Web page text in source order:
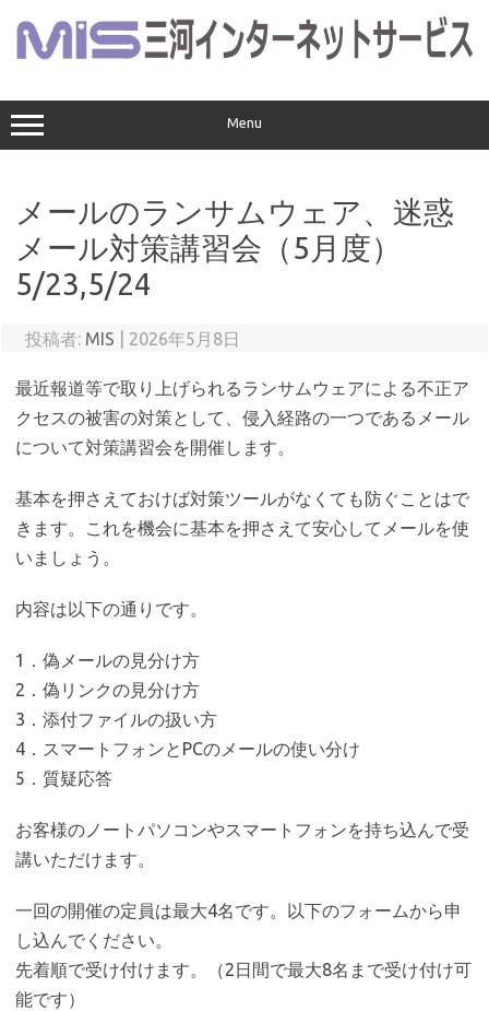
ス
キ
ッ
Menu
メールのランサムウェア、迷惑
メール対策講習会（5月度）
5/23,5/24
投稿者: MIS 2026年5月8日
最近報道等で取り上げられるランサムウェアによる不正ア
クセスの被害の対策として、侵入経路の一つであるメール
について対策講習会を開催します。
基本を押さえておけば対策ツールがなくても防ぐことはで
きます。これを機会に基本を押さえて安心してメールを使
いましょう。
内容は以下の通りです。
1．偽メールの見分け方
2．偽リンクの見分け方
3．添付ファイルの扱い方
4．スマートフォンとPCのメールの使い分け
5．質疑応答
お客様のノートパソコンやスマートフォンを持ち込んで受
講いただけます。
一回の開催の定員は最大4名です。以下のフォームから申
し込んでください。
先着順で受け付けます。（2日間で最大8名まで受け付け可
能です）